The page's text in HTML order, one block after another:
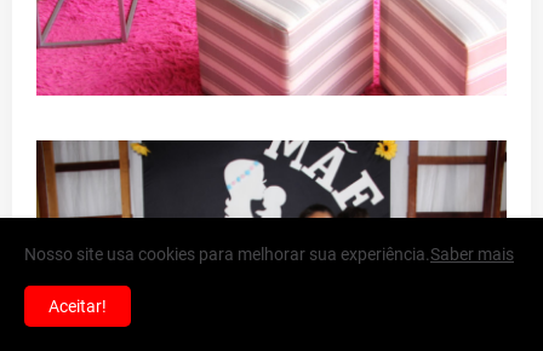
Nosso site usa cookies para melhorar sua experiência.Saber mais
Aceitar!